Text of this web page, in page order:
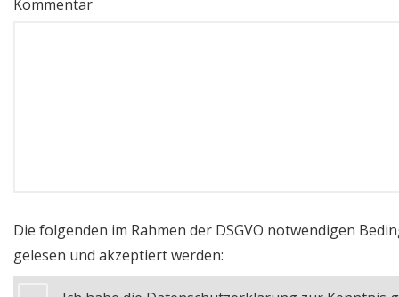
Kommentar
Die folgenden im Rahmen der DSGVO notwendigen
gelesen und akzeptiert werden: